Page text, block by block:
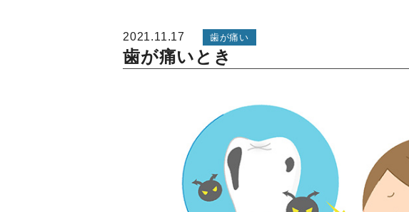
2021.11.17 歯が痛い
歯が痛いとき